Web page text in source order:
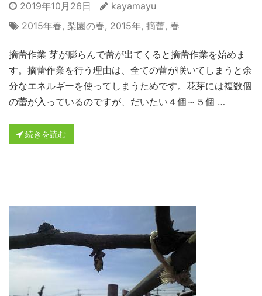
2019年10月26日
kayamayu
2015年春, 梨園の春, 2015年, 摘蕾, 春
摘蕾作業 芽が膨らんで蕾が出てくると摘蕾作業を始めま
す。摘蕾作業を行う理由は、全ての蕾が咲いてしまうと余
分なエネルギーを使ってしまうためです。花芽には複数個
の蕾が入っているのですが、だいたい４個～５個 …
続きを読む